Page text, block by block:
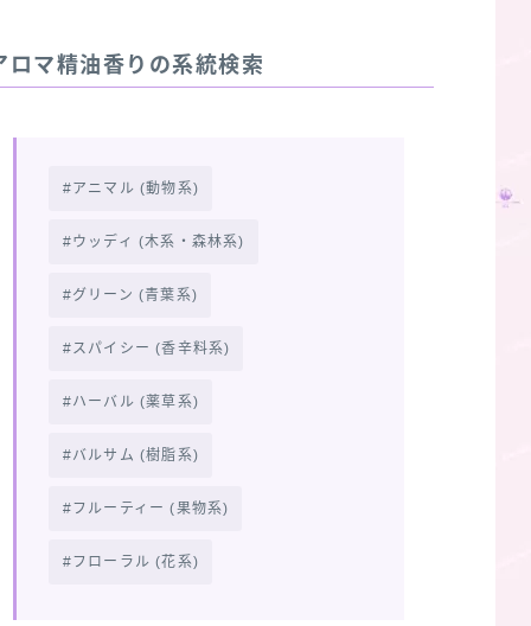
ロマ精油香りの系統検索
アニマル (動物系)
ウッディ (木系・森林系)
グリーン (青葉系)
スパイシー (香辛料系)
ハーバル (薬草系)
バルサム (樹脂系)
フルーティー (果物系)
フローラル (花系)